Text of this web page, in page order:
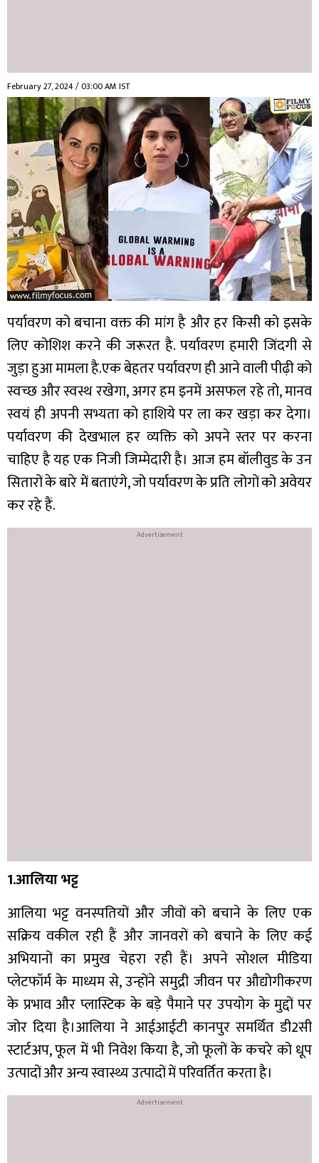
February 27, 2024 / 03:00 AM IST
पर्यावरण को बचाना वक्त की मांग है और हर किसी को इसके
लिए कोशिश करने की जरूरत है. पर्यावरण हमारी जिंदगी से
जुड़ा हुआ मामला है.एक बेहतर पर्यावरण ही आने वाली पीढ़ी को
स्वच्छ और स्वस्थ रखेगा, अगर हम इनमें असफल रहे तो, मानव
स्वयं ही अपनी सभ्यता को हाशिये पर ला कर खड़ा कर देगा।
पर्यावरण की देखभाल हर व्यक्ति को अपने स्तर पर करना
चाहिए है यह एक निजी जिम्मेदारी है। आज हम बॉलीवुड के उन
सितारों के बारे में बताएंगे, जो पर्यावरण के प्रति लोगों को अवेयर
कर रहे हैं.
1.आलिया भट्ट
आलिया भट्ट वनस्पतियों और जीवों को बचाने के लिए एक
सक्रिय वकील रही हैं और जानवरों को बचाने के लिए कई
अभियानों का प्रमुख चेहरा रही हैं। अपने सोशल मीडिया
प्लेटफॉर्म के माध्यम से, उन्होंने समुद्री जीवन पर औद्योगीकरण
के प्रभाव और प्लास्टिक के बड़े पैमाने पर उपयोग के मुद्दों पर
जोर दिया है।आलिया ने आईआईटी कानपुर समर्थित डी2सी
स्टार्टअप, फूल में भी निवेश किया है, जो फूलों के कचरे को धूप
उत्पादों और अन्य स्वास्थ्य उत्पादों में परिवर्तित करता है।